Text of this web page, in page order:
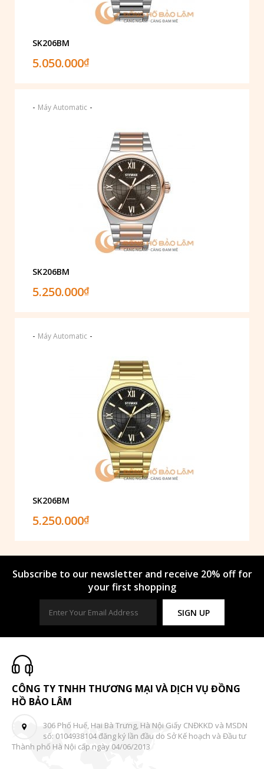
SK206BM
5.050.000₫
- Máy Automatic -
SK206BM
5.250.000₫
- Máy Automatic -
SK206BM
5.250.000₫
Subscribe to our newsletter and receive 20% off for
your first shopping
SIGN UP
CÔNG TY TNHH THƯƠNG MẠI VÀ DỊCH VỤ ĐỒNG
HỒ BẢO LÂM
306 Phố Huế, Hai Bà Trưng, Hà Nội Giấy CNĐKKD và MSDN
số: 0104938104 đăng ký lần đầu do Sở Kế hoạch và Đầu tư
Thành phố Hà Nội cấp ngày 04/06/2013